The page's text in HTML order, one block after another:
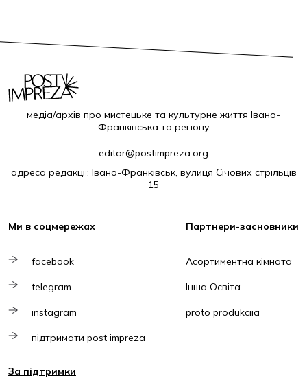
медіа/архів про мистецьке та культурне життя Івано-
Франківська та регіону
editor@postimpreza.org
адреса редакції: Івано-Франківськ, вулиця Січових стрільців
15
Ми в соцмережах
facebook
telegram
instagram
підтримати post impreza
Партнери-засновники
Асортиментна кімната
Інша Освіта
proto produkciia
За підтримки